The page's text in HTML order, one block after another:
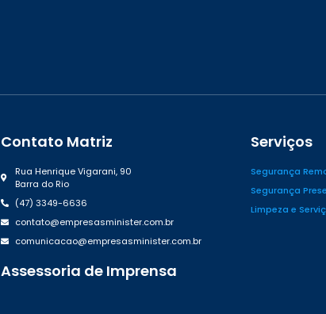
Contato Matriz
Rua Henrique Vigarani, 90
Barra do Rio
(47) 3349-6636
contato@empresasminister.com.br
comunicacao@empresasminister.com.br
(47) 99988.4642
Assessoria de Imprensa
Serviços
Segurança
Segurança
Limpeza e